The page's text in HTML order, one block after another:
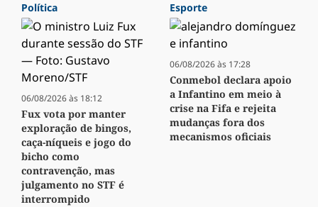
Política
06/08/2026 às 18:12
Fux vota por manter
exploração de bingos,
caça-níqueis e jogo do
bicho como
contravenção, mas
julgamento no STF é
interrompido
Esporte
06/08/2026 às 17:28
Conmebol declara apoio
a Infantino em meio à
crise na Fifa e rejeita
mudanças fora dos
mecanismos oficiais